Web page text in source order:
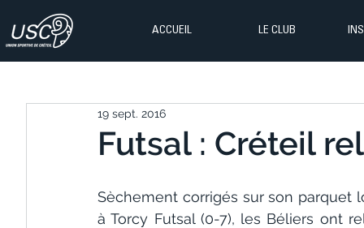
ACCUEIL LE CLUB
Futsal : Créteil
19 sept. 2016
Sèchement corrigés sur son parquet
à Torcy Futsal (0-7), les Béliers ont